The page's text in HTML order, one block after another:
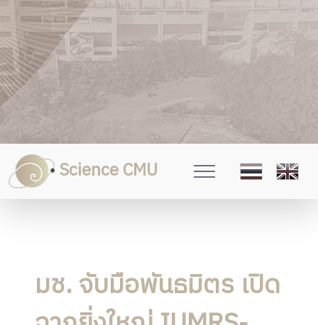
Science CMU
มช. จับมือพันธมิตร เปิด